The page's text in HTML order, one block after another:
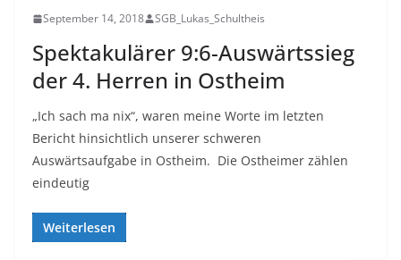
September 14, 2018 SGB_Lukas_Schultheis
Spektakulärer 9:6-Auswärtssieg
der 4. Herren in Ostheim
„Ich sach ma nix“, waren meine Worte im letzten
Bericht hinsichtlich unserer schweren
Auswärtsaufgabe in Ostheim. Die Ostheimer zählen
eindeutig
Weiterlesen